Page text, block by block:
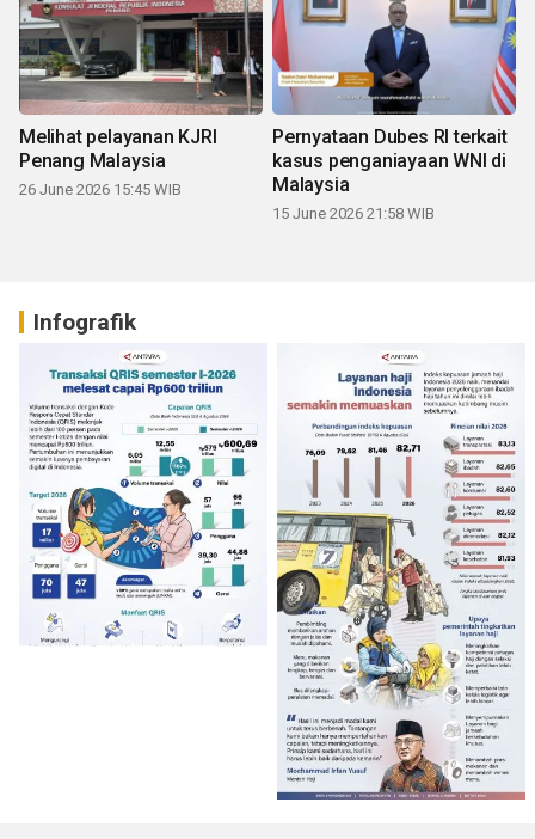
Melihat pelayanan KJRI
Penang Malaysia
26 June 2026 15:45 WIB
Pernyataan Dubes RI terkait
kasus penganiayaan WNI di
Malaysia
15 June 2026 21:58 WIB
Infografik